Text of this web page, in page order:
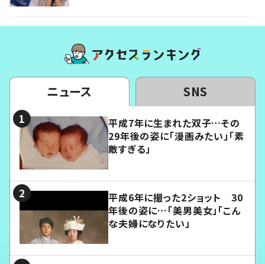
ニュース SNS
平成7年に生まれた双子…その
29年後の姿に「漫画みたい」「素
敵すぎる」
平成6年に撮った2ショット 30
年後の姿に…「美男美女」「こん
な夫婦になりたい」